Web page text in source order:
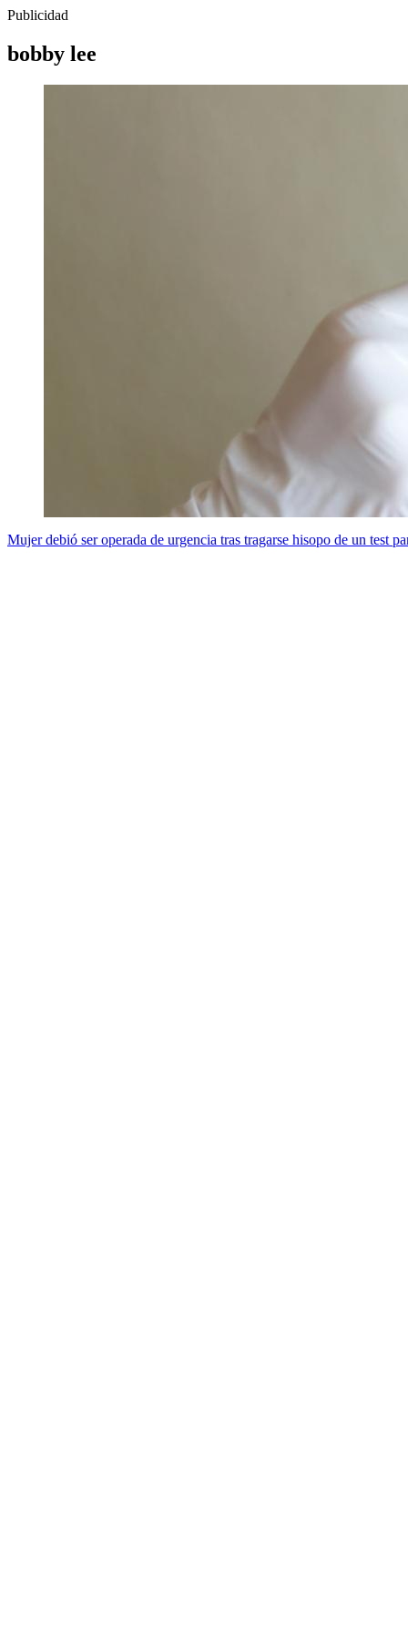
Publicidad
bobby lee
Mujer debió ser operada de urgencia tras tragarse hisopo de un test